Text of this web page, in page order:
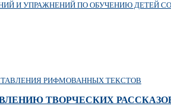
И УПРАЖНЕНИЙ ПО ОБУЧЕНИЮ ДЕТЕЙ
РИФМОВАННЫХ ТЕКСТОВ
ТВОРЧЕСКИХ